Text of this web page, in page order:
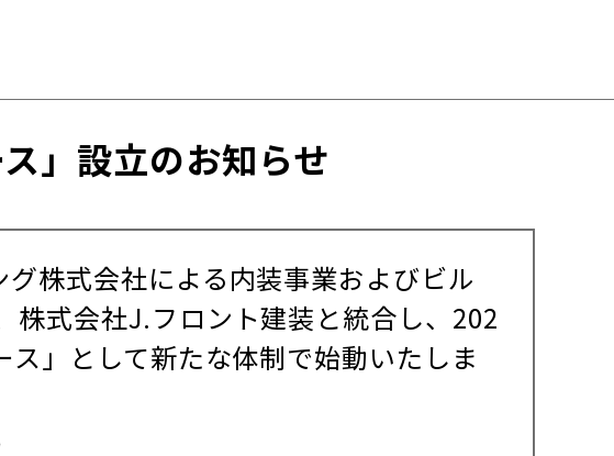
」設立のお知らせ
株式会社による内装事業およびビル
株式会社J.フロント建装と統合し、202
」として新たな体制で始動いたしま